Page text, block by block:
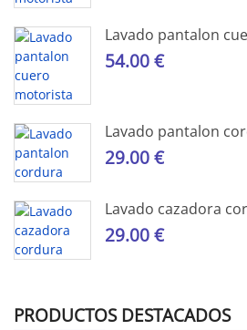
Lavado pantalon
54.00 €
Lavado pantalon
29.00 €
Lavado cazadora
29.00 €
PRODUCTOS DESTACADOS